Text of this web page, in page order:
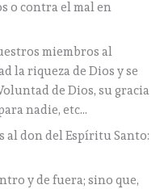
o contra el mal en
miembros al
la riqueza de Dios y se
de Dios, su gracia
nadie, etc…
al don del Espíritu Santo:
y de fuera; sino que,